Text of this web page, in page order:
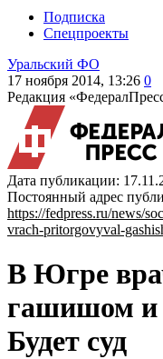
Подписка
Спецпроекты
Уральский ФО
17 ноября 2014, 13:26 0
Редакция
Дата публикации:
Постоянный адрес
https://fedpress.ru/news/
vrach-pritorgovyval-
В Югре
гашишом и
Будет суд